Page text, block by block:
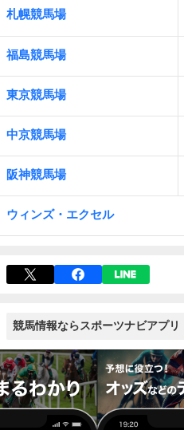
札幌競馬場
福島競馬場
東京競馬場
中京競馬場
阪神競馬場
ウィンズ・エクセル
競馬情報ならスポーツナビアプリ